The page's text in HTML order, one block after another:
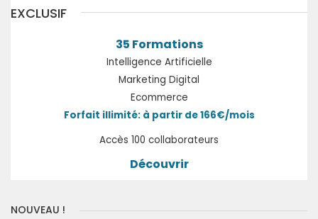
EXCLUSIF
35 Formations
Intelligence Artificielle
Marketing Digital
Ecommerce
Forfait illimité: à partir de 166€/mois
Accès 100 collaborateurs
Découvrir
NOUVEAU !